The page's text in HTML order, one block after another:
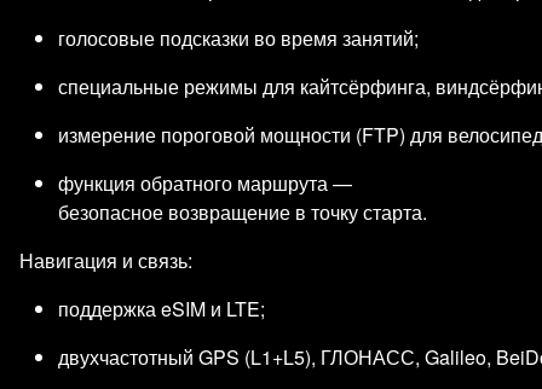
голосовые подсказки во время занятий;
специальные режимы для кайтсёрфинга,
измерение пороговой мощности (FTP) для
функция обратного маршрута —
безопасное возвращение в точку старта.
Навигация и связь:
поддержка eSIM и LTE;
двухчастотный GPS (L1+L5), ГЛОНАСС, Galileo,